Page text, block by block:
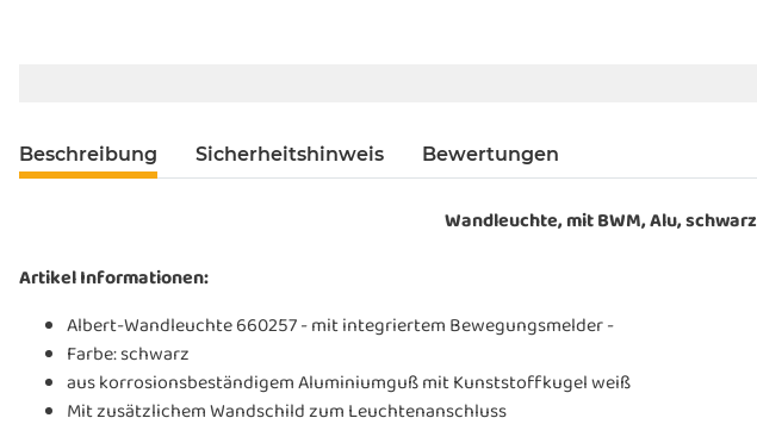
Beschreibung Sicherheitshinweis Bewertungen
Wandleuchte, mit BWM, Alu, schwarz
Artikel Informationen:
Albert-Wandleuchte 660257 - mit integriertem Bewegungsmelder -
Farbe: schwarz
aus korrosionsbeständigem Aluminiumguß mit Kunststoffkugel weiß
Mit zusätzlichem Wandschild zum Leuchtenanschluss